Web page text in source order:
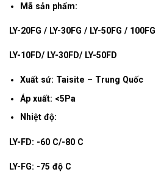
Mã sản phẩm:
LY-20FG / LY-30FG / LY-50FG / 100FG
LY-10FD/ LY-30FD/ LY-50FD
Xuất sứ: Taisite – Trung Quốc
Áp xuất: <5Pa
Nhiệt độ:
LY-FD: -60 C/-80 C
LY-FG: -75 độ C